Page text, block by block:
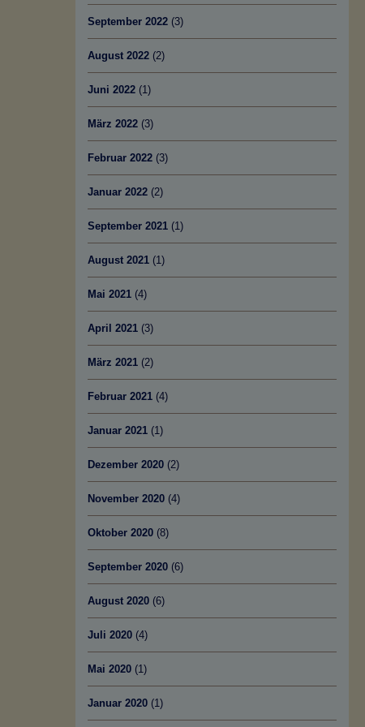
September 2022 (3)
August 2022 (2)
Juni 2022 (1)
März 2022 (3)
Februar 2022 (3)
Januar 2022 (2)
September 2021 (1)
August 2021 (1)
Mai 2021 (4)
April 2021 (3)
März 2021 (2)
Februar 2021 (4)
Januar 2021 (1)
Dezember 2020 (2)
November 2020 (4)
Oktober 2020 (8)
September 2020 (6)
August 2020 (6)
Juli 2020 (4)
Mai 2020 (1)
Januar 2020 (1)